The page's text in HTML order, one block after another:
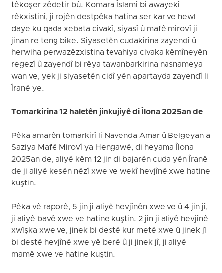
têkoşer zêdetir bû. Komara Îslamî bi awayekî
rêkxistinî, ji rojên destpêka hatina ser kar ve hewl
daye ku qada xebata civakî, siyasî û mafê mirovî ji
jinan re teng bike. Siyasetên cudakirina zayendî û
herwiha perwazêzxistina tevahiya civaka kêmîneyên
regezî û zayendî bi rêya tawanbarkirina nasnameya
wan ve, yek ji siyasetên cidî yên apartayda zayendî li
Îranê ye.
Tomarkirina 12 haletên jinkujiyê di Îlona 2025an de
Pêka amarên tomarkirî li Navenda Amar û Belgeyan a
Saziya Mafê Mirovî ya Hengawê, di heyama Îlona
2025an de, aliyê kêm 12 jin di bajarên cuda yên Îranê
de ji aliyê kesên nêzî xwe ve wekî hevjînê xwe hatine
kuştin.
Pêka vê raporê, 5 jin ji aliyê hevjînên xwe ve û 4 jin jî,
ji aliyê bavê xwe ve hatine kuştin. 2 jin ji aliyê hevjînê
xwîşka xwe ve, jinek bi destê kur metê xwe û jinek jî
bi destê hevjînê xwe yê berê û ji jinek jî, ji aliyê
mamê xwe ve hatine kuştin.